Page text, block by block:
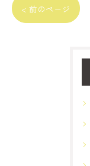
< 前のページ